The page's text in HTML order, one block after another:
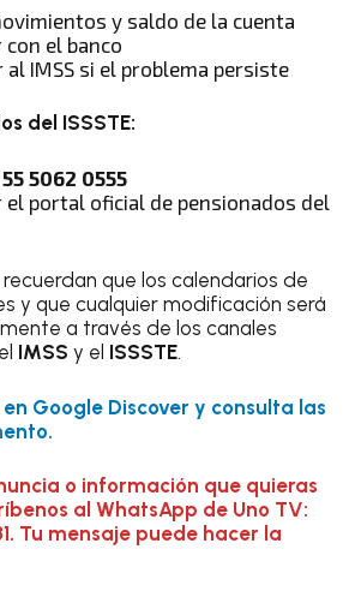
y saldo de la cuenta
el banco
al IMSS si el problema persiste
del ISSSTE:
55 5062 0555
el portal oficial de pensionados del
que los calendarios de
y que cualquier modificación será
a través de los canales
IMSS y el ISSSTE.
Google Discover y consulta las
o información que quieras
al WhatsApp de Uno TV:
Tu mensaje puede hacer la